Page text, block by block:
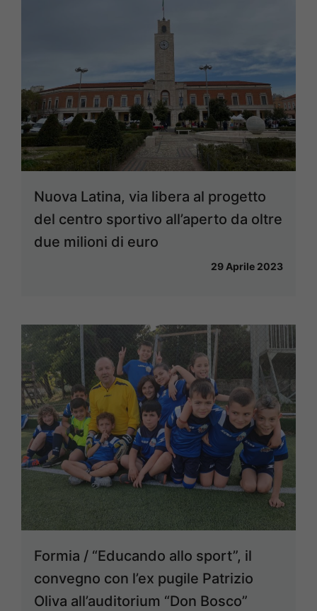
Nuova Latina, via libera al progetto
del centro sportivo all’aperto da oltre
due milioni di euro
29 Aprile 2023
Formia / “Educando allo sport”, il
convegno con l’ex pugile Patrizio
Oliva all’auditorium “Don Bosco”